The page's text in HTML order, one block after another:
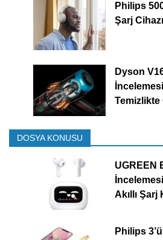
Philips
Şarj
Dyson
Temizlikte
DOSYA KONUSU
UGREEN
Akıllı Şarj
Philips